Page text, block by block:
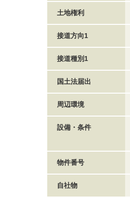
土地権利
接道方向1
接道種別1
国土法届出
周辺環境
設備・条件
物件番号
自社物